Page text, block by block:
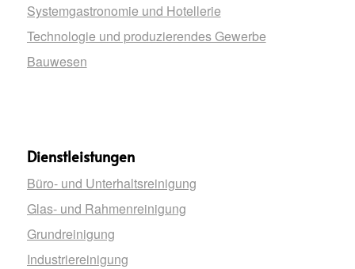
Systemgastronomie und Hotellerie
Technologie und produzierendes Gewerbe
Bauwesen
Dienstleistungen
Büro- und Unterhaltsreinigung
Glas- und Rahmenreinigung
Grundreinigung
Industriereinigung